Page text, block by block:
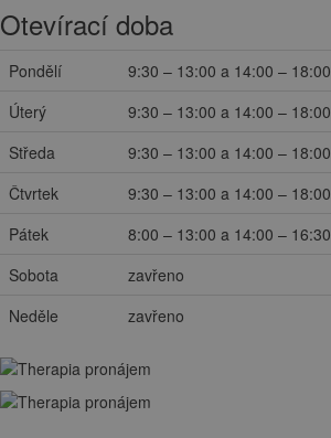
Otevírací doba
Pondělí
9:30 – 13:00 a 14:00 – 18:00
Úterý
9:30 – 13:00 a 14:00 – 18:00
Středa
9:30 – 13:00 a 14:00 – 18:00
Čtvrtek
9:30 – 13:00 a 14:00 – 18:00
Pátek
8:00 – 13:00 a 14:00 – 16:30
Sobota
zavřeno
Neděle
zavřeno